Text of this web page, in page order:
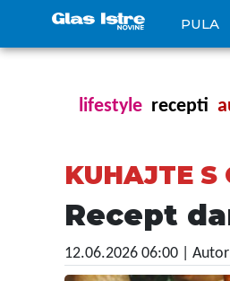
PULA
lifestyle recepti
KUHAJTE S
Recept
12.06.2026 06:00 |